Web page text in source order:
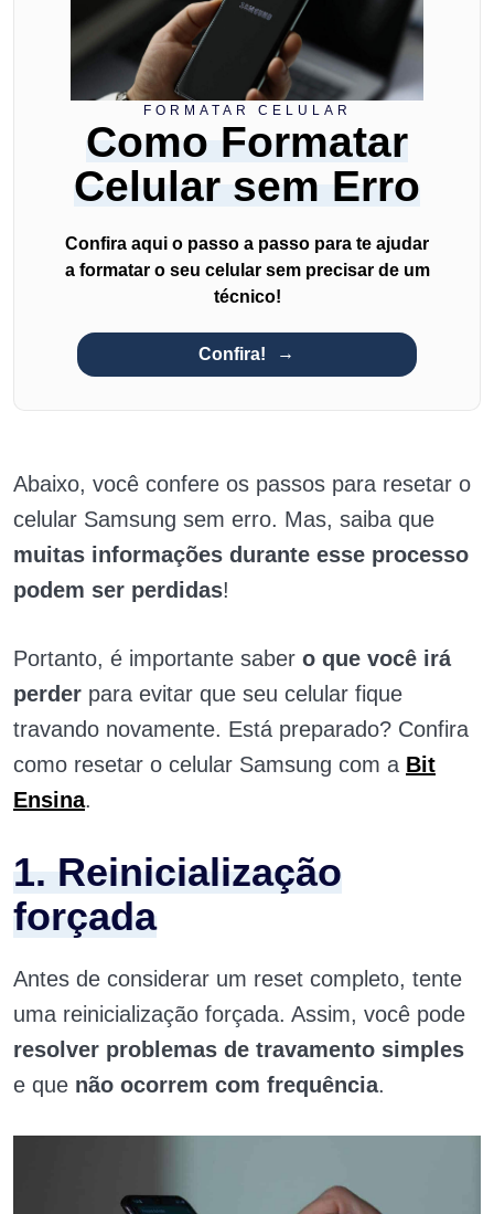
FORMATAR CELULAR
Como Formatar
Celular sem Erro
Confira aqui o passo a passo para te ajudar
a formatar o seu celular sem precisar de um
técnico!
Confira!
Abaixo, você confere os passos para resetar o
celular Samsung sem erro. Mas, saiba que
muitas informações durante esse processo
podem ser perdidas!
Portanto, é importante saber o que você irá
perder para evitar que seu celular fique
travando novamente. Está preparado? Confira
como resetar o celular Samsung com a Bit
Ensina.
1. Reinicialização
forçada
Antes de considerar um reset completo, tente
uma reinicialização forçada. Assim, você pode
resolver problemas de travamento simples
e que não ocorrem com frequência.